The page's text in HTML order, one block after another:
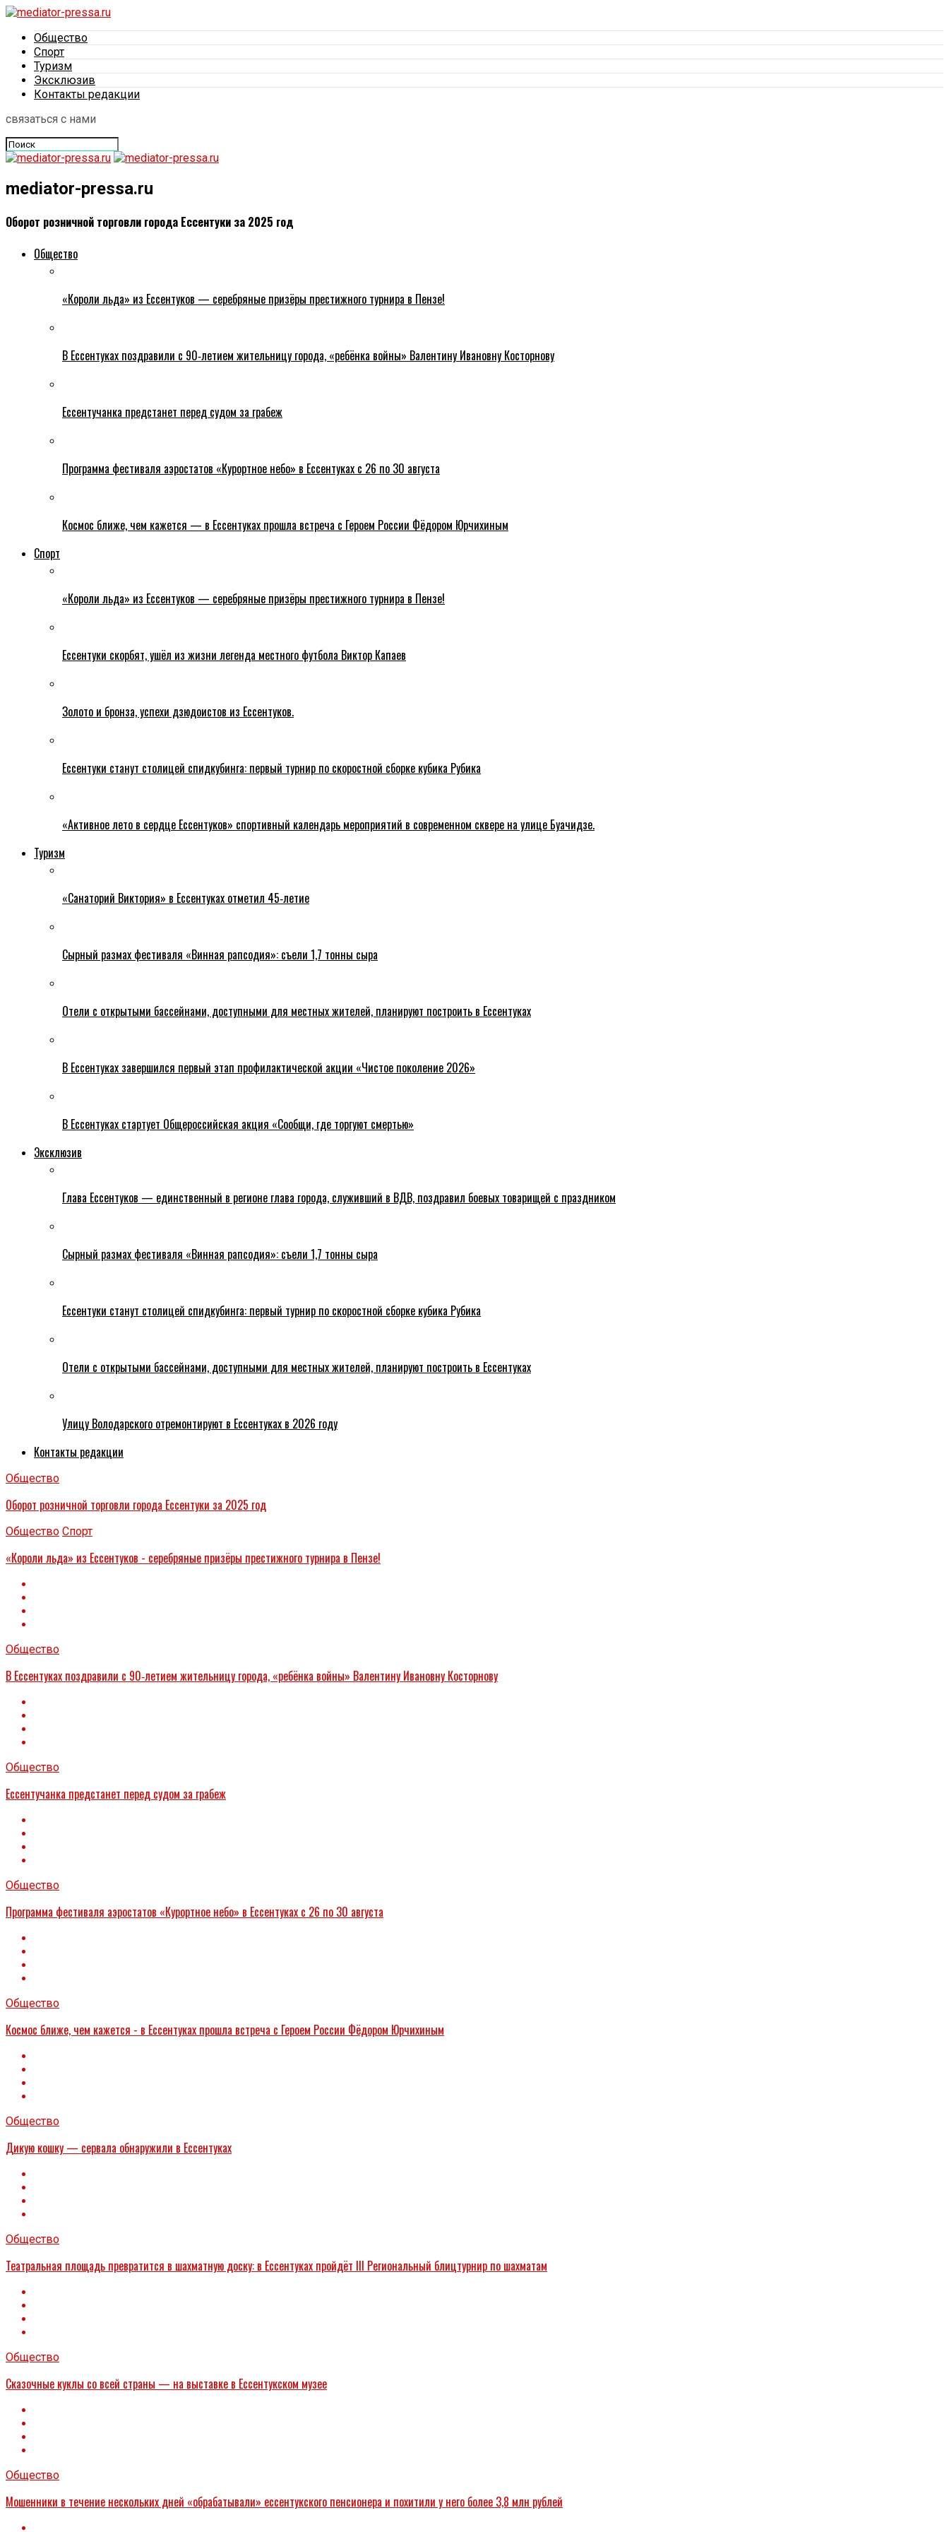
Общество
Спорт
Туризм
Эксклюзив
Контакты редакции
связаться с нами
mediator-pressa.ru
Оборот розничной торговли города Ессентуки за 2025 год
Общество
«Короли льда» из Ессентуков — серебряные призёры престижного турнира в Пензе!
В Ессентуках поздравили с 90‑летием жительницу города, «ребёнка войны» Валентину Ивановну Косторнову
Ессентучанка предстанет перед судом за грабеж
Программа фестиваля аэростатов «Курортное небо» в Ессентуках с 26 по 30 августа
Космос ближе, чем кажется — в Ессентуках прошла встреча с Героем России Фёдором Юрчихиным
Спорт
«Короли льда» из Ессентуков — серебряные призёры престижного турнира в Пензе!
Ессентуки скорбят, ушёл из жизни легенда местного футбола Виктор Капаев
Золото и бронза, успехи дзюдоистов из Ессентуков.
Ессентуки станут столицей спидкубинга: первый турнир по скоростной сборке кубика Рубика
«Активное лето в сердце Ессентуков» спортивный календарь мероприятий в современном сквере на улице Буачидзе.
Туризм
«Санаторий Виктория» в Ессентуках отметил 45‑летие
Сырный размах фестиваля «Винная рапсодия»: съели 1,7 тонны сыра
Отели с открытыми бассейнами, доступными для местных жителей, планируют построить в Ессентуках
В Ессентуках завершился первый этап профилактической акции «Чистое поколение 2026»
В Ессентуках стартует Общероссийская акция «Сообщи, где торгуют смертью»
Эксклюзив
Глава Ессентуков — единственный в регионе глава города, служивший в ВДВ, поздравил боевых товарищей с праздником
Сырный размах фестиваля «Винная рапсодия»: съели 1,7 тонны сыра
Ессентуки станут столицей спидкубинга: первый турнир по скоростной сборке кубика Рубика
Отели с открытыми бассейнами, доступными для местных жителей, планируют построить в Ессентуках
Улицу Володарского отремонтируют в Ессентуках в 2026 году
Контакты редакции
Общество
Оборот розничной торговли города Ессентуки за 2025 год
Общество Спорт
«Короли льда» из Ессентуков - серебряные призёры престижного турнира в Пензе!
Общество
В Ессентуках поздравили с 90‑летием жительницу города, «ребёнка войны» Валентину Ивановну Косторнову
Общество
Ессентучанка предстанет перед судом за грабеж
Общество
Программа фестиваля аэростатов «Курортное небо» в Ессентуках с 26 по 30 августа
Общество
Космос ближе, чем кажется - в Ессентуках прошла встреча с Героем России Фёдором Юрчихиным
Общество
Дикую кошку — сервала обнаружили в Ессентуках
Общество
Театральная площадь превратится в шахматную доску: в Ессентуках пройдёт III Региональный блицтурнир по шахматам
Общество
Сказочные куклы со всей страны — на выставке в Ессентукском музее
Общество
Мошенники в течение нескольких дней «обрабатывали» ессентукского пенсионера и похитили у него более 3,8 млн рублей